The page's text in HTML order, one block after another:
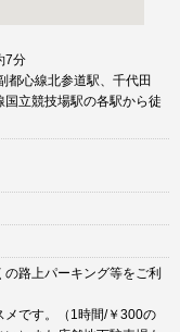
7分
都心線北参道駅、千代田
立競技場駅の各駅から徒
路上パーキング等をご利
メです。（1時間/￥300の